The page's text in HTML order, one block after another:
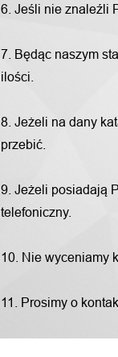
6. Jeśli nie znaleźli
7. Będąc naszym
ilości.
8. Jeżeli na dany
przebić.
9. Jeżeli posiadają
telefoniczny.
10. Nie wyceniamy
11. Prosimy o